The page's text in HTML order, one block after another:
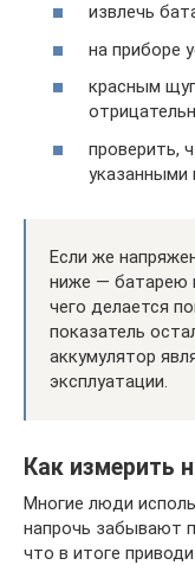
извлечь
на приборе
красным
проверить,
указанными
Если же
ниже — батарею
чего делается
показатель
аккумулятор
эксплуатации.
Как измерить
Многие люди
напрочь забывают
что в итоге